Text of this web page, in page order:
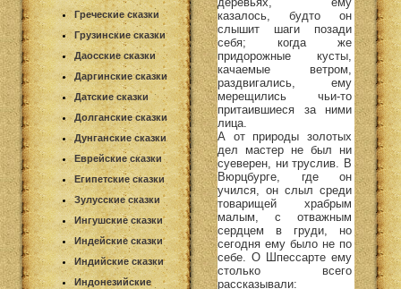
Греческие сказки
Грузинские сказки
Даосские сказки
Даргинские сказки
Датские сказки
Долганские сказки
Дунганские сказки
Еврейские сказки
Египетские сказки
Зулусские сказки
Ингушские сказки
Индейские сказки
Индийские сказки
Индонезийские
казалось, будто он
слышит шаги позади
себя; когда же
придорожные кусты,
качаемые ветром,
раздвигались, ему
мерещились чьи-то
притаившиеся за ними
лица.
А от природы золотых
дел мастер не был ни
суеверен, ни труслив. В
Вюрцбурге, где он
учился, он слыл среди
товарищей храбрым
малым, с отважным
сердцем в груди, но
сегодня ему было не по
себе. О Шпессарте ему
столько всего
рассказывали: